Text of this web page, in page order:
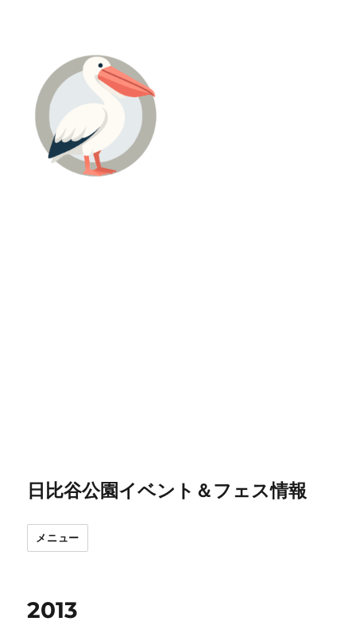
日比谷公園イベント＆フェス情報
メニュー
2013